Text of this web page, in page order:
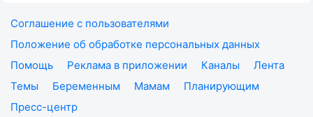
Соглашение с пользователями
Положение об обработке персональных данных
Помощь
Реклама в приложении Каналы
Лента
Темы
Беременным Мамам
Планирующим
Пресс-центр